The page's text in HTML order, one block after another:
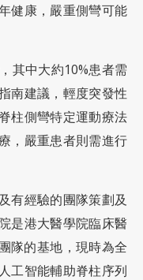
健康，嚴重側彎可能
其中大約10%患者需
南建議，輕度突發性
柱側彎特定運動療法
，嚴重患者則需進行
有經驗的團隊策劃及
是港大醫學院臨床醫
隊的基地，現時為全
工智能輔助脊柱序列